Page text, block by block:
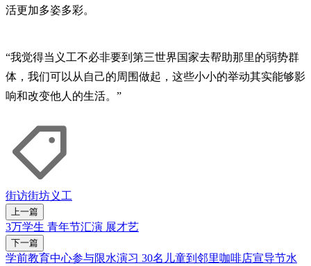
活更加多姿多彩。
“我觉得当义工不必非要到第三世界国家去帮助那里的弱势群
体，我们可以从自己的周围做起，这些小小的举动其实能够影
响和改变他人的生活。”
街访街坊义工
上一篇
3万学生 青年节汇演 展才艺
下一篇
学前教育中心参与限水演习 30名儿童到邻里咖啡店宣导节水